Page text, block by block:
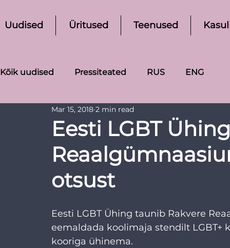
Uudised Üritused Teenused
Kõik uudised Pressiteated RUS ENG
Eesti LGBT
otsust
Mar 15, 2018 2 min read
Eesti LGBT Ühing taunib Rakvere
eemaldada koolimaja stendilt
kooriga ühinema.